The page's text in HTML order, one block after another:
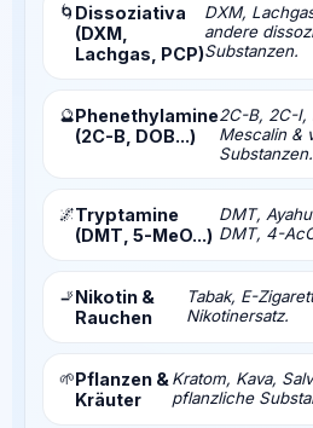
🌀 Dissoziativa
(DXM,
Lachgas, PCP)
DXM,
andere
Substanzen.
🔮Phenethylamine
(2C-B, DOB...)
2C-B, 2C-I,
Mescalin &
Substanzen.
🌌Tryptamine
(DMT, 5-MeO...)
DMT,
DMT, 4-
🚬Nikotin &
Rauchen
Tabak, E-
Nikotinersatz.
🌱Pflanzen &
Kräuter
Kratom, Kava,
pflanzliche